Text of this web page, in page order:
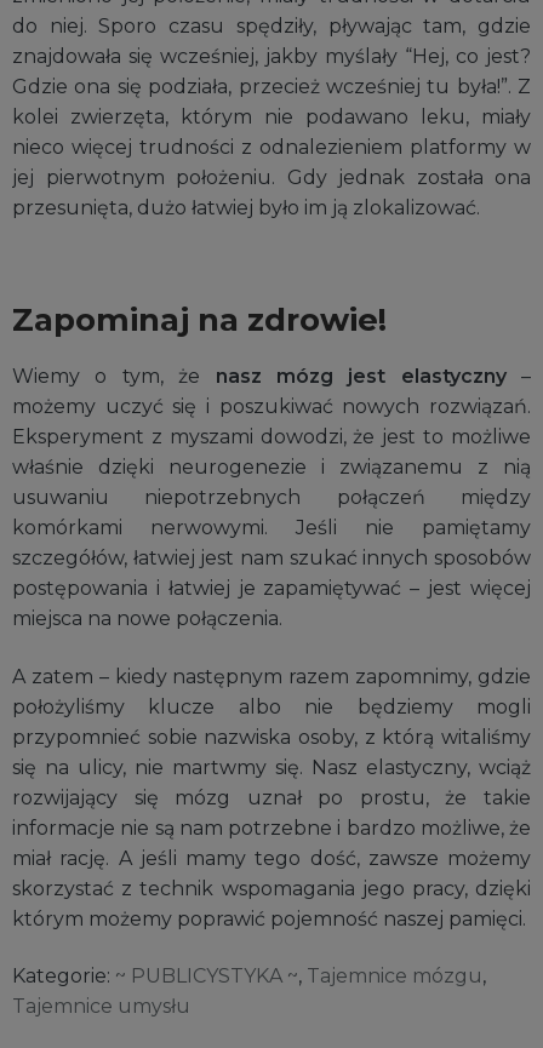
do niej. Sporo czasu spędziły, pływając tam, gdzie
znajdowała się wcześniej, jakby myślały “Hej, co jest?
Gdzie ona się podziała, przecież wcześniej tu była!”. Z
kolei zwierzęta, którym nie podawano leku, miały
nieco więcej trudności z odnalezieniem platformy w
jej pierwotnym położeniu. Gdy jednak została ona
przesunięta, dużo łatwiej było im ją zlokalizować.
Zapominaj na zdrowie!
Wiemy o tym, że nasz mózg jest elastyczny–
możemy uczyć się i poszukiwać nowych rozwiązań.
Eksperyment z myszami dowodzi, że jest to możliwe
właśnie dzięki neurogenezie i związanemu z nią
usuwaniu niepotrzebnych połączeń między
komórkami nerwowymi. Jeśli nie pamiętamy
szczegółów, łatwiej jest nam szukać innych sposobów
postępowania i łatwiej je zapamiętywać – jest więcej
miejsca na nowe połączenia.
A zatem – kiedy następnym razem zapomnimy, gdzie
położyliśmy klucze albo nie będziemy mogli
przypomnieć sobie nazwiska osoby, z którą witaliśmy
się na ulicy, nie martwmy się. Nasz elastyczny, wciąż
rozwijający się mózg uznał po prostu, że takie
informacje nie są nam potrzebne i bardzo możliwe, że
miał rację. A jeśli mamy tego dość, zawsze możemy
skorzystać z technik wspomagania jego pracy, dzięki
którym możemy poprawić pojemność naszej pamięci.
Kategorie: ~ PUBLICYSTYKA ~, Tajemnice mózgu,
Tajemnice umysłu